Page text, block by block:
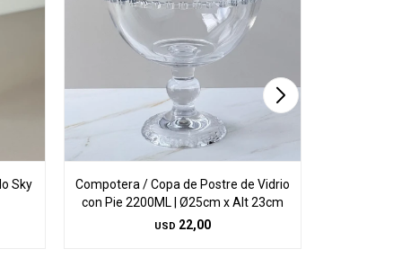
Sky
Compotera / Copa de Postre de Vidrio
con Pie 2200ML | Ø25cm x Alt 23cm
USD 22,00